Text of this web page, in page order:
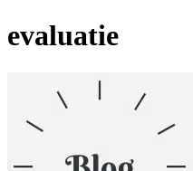
evaluatie